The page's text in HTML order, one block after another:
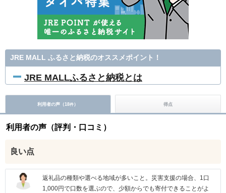
JRE MALL ふるさと納税のオススメポイント！
JRE MALLふるさと納税とは
利用者の声（18件） 得点
利用者の声（評判・口コミ）
良い点
返礼品の種類や選べる地域が多いこと。災害支援の場合、1口
1,000円で口数を選ぶので、少額からでも寄付できることがよ